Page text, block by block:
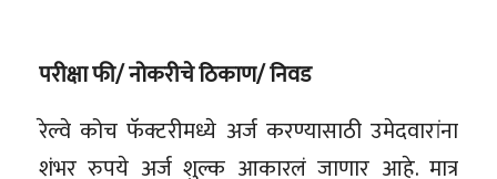
परीक्षा फी/ नोकरीचे ठिकाण/ निवड
रेल्वे कोच फॅक्टरीमध्ये अर्ज करण्यासाठी उमेदवारांना
शंभर रुपये अर्ज शुल्क आकारलं जाणार आहे. मात्र